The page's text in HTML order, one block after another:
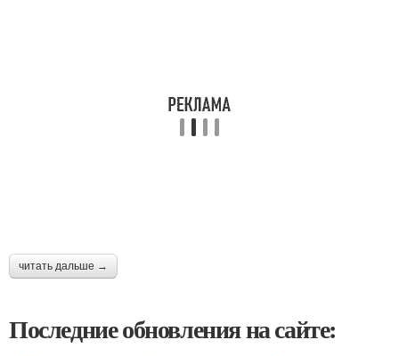
читать дальше →
Последние обновления на сайте: